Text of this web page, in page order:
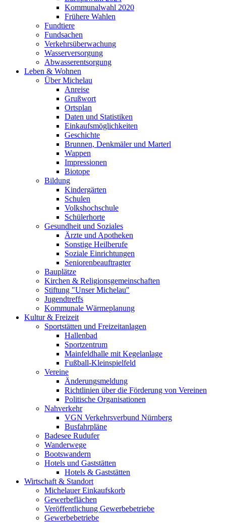
Kommunalwahl 2020
Frühere Wahlen
Fundtiere
Fundsachen
Verkehrsüberwachung
Wasserversorgung
Abwasserentsorgung
Leben & Wohnen
Über Michelau
Anreise
Grußwort
Ortsplan
Daten und Statistiken
Einkaufsmöglichkeiten
Geschichte
Brunnen, Denkmäler und Marterl
Wappen
Impressionen
Biotope
Bildung
Kindergärten
Schulen
Volkshochschule
Schülerhorte
Gesundheit und Soziales
Ärzte und Apotheken
Sonstige Heilberufe
Soziale Einrichtungen
Seniorenbeauftragter
Bauplätze
Kirchen & Religionsgemeinschaften
Stiftung "Unser Michelau"
Jugendtreffs
Kommunale Wärmeplanung
Kultur & Freizeit
Sportstätten und Freizeitanlagen
Hallenbad
Sportzentrum
Mainfeldhalle mit Kegelanlage
Fußball-Kleinspielfeld
Vereine
Änderungsmeldung
Richtlinien über die Förderung von Vereinen
Politische Organisationen
Nahverkehr
VGN Verkehrsverbund Nürnberg
Busfahrpläne
Badesee Rudufer
Wanderwege
Bootswandern
Hotels und Gaststätten
Hotels & Gaststätten
Wirtschaft & Standort
Michelauer Einkaufskorb
Gewerbeflächen
Veröffentlichung Gewerbebetriebe
Gewerbebetriebe